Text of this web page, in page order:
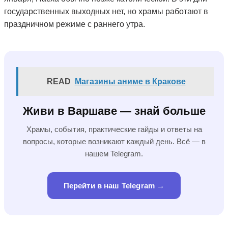
государственных выходных нет, но храмы работают в
праздничном режиме с раннего утра.
READ Магазины аниме в Кракове
Живи в Варшаве — знай больше
Храмы, события, практические гайды и ответы на
вопросы, которые возникают каждый день. Всё — в
нашем Telegram.
Перейти в наш Telegram →